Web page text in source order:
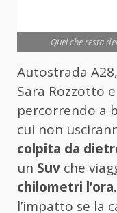
Quel che resta
Autostrada
Sara Rozzotto
percorrendo a
cui non
colpita da
un Suv che
chilometri l’ora.
l’impatto se la